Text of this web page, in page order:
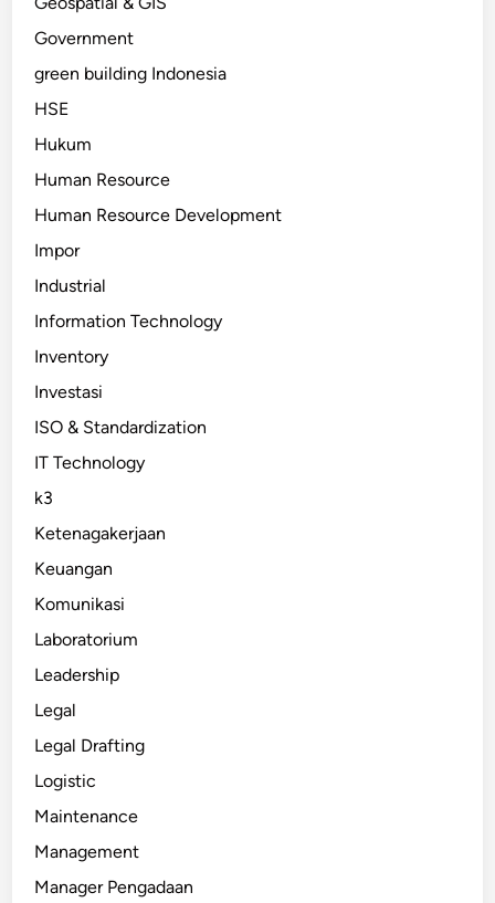
Government
green building Indonesia
HSE
Hukum
Human Resource
Human Resource Development
Impor
Industrial
Information Technology
Inventory
Investasi
ISO & Standardization
IT Technology
k3
Ketenagakerjaan
Keuangan
Komunikasi
Laboratorium
Leadership
Legal
Legal Drafting
Logistic
Maintenance
Management
Manager Pengadaan